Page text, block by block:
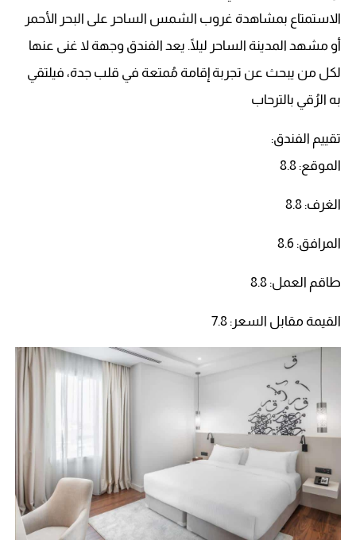
الاستمتاع بمشاهدة غروب الشمس الساحر على البحر الأحمر
أو مشهد المدينة الساحر ليلًا. يعد الفندق وجهة لا غنى عنها
لكل من يبحث عن تجربة إقامة مُمتعة في قلب جدة، فيلتقي
به الرُقي بالترحاب
تقييم الفندق:
الموقع: 8.8
الغرف: 8.8
المرافق: 8.6
طاقم العمل: 8.8
القيمة مقابل السعر: 7.8